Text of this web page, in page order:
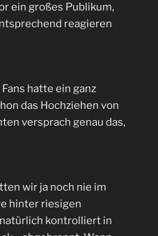
ein großes Publikum,
reagieren
hatte ein ganz
das Hochziehen von
versprach genau das,
wir ja noch nie im
hinter riesigen
kontrolliert in